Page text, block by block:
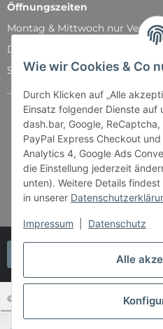
Alle
Wie wir Cookies & Co
Durch Klicken auf „Alle
Einsatz folgender Dienste auf
dash.bar, Google, ReCaptcha,
PayPal Express Checkout
Analytics 4, Google Ads
die Einstellung jederzeit
unten). Weitere Details
in unserer
Impressum Datenschutz
Öffnungszeiten
Montag & Mittwoch nur
Dienstag, Donnerstag und
Samstag: 11:00 - 14:00 Uhr
...und natürlich während
© Bender & Lipkowski GbR -
SEHR GUT (4.87 / 5)